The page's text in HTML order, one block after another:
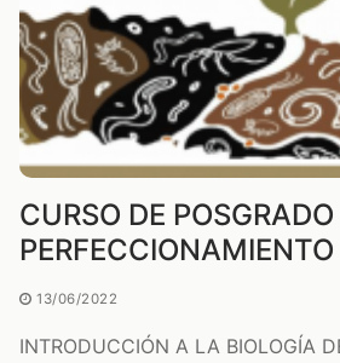
CURSO DE POSGRADO
PERFECCIONAMIENTO
13/06/2022
INTRODUCCIÓN A LA BIOLOGÍA